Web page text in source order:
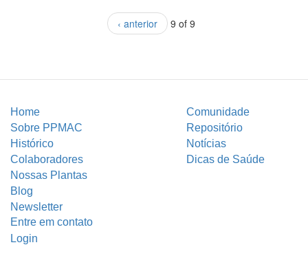
‹ anterior 9 of 9
Home
Comunidade
Sobre PPMAC
Repositório
Histórico
Notícias
Colaboradores
Dicas de Saúde
Nossas Plantas
Blog
Newsletter
Entre em contato
Login